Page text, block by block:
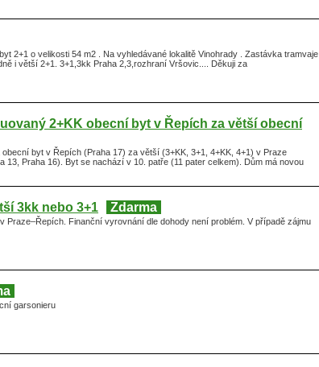
2+1 o velikosti 54 m2 . Na vyhledávané lokalitě Vinohrady . Zastávka tramvaje
i větší 2+1. 3+1,3kk Praha 2,3,rozhraní Vršovic.... Děkuji za
2+KK obecní byt v Řepích za větší obecní
byt v Řepích (Praha 17) za větší (3+KK, 3+1, 4+KK, 4+1) v Praze
13, Praha 16). Byt se nachází v 10. patře (11 pater celkem). Dům má novou
3kk nebo 3+1 Zdarma
Praze–Řepích. Finanční vyrovnání dle dohody není problém. V případě zájmu
garsonieru